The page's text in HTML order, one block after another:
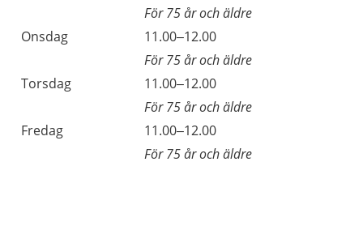
För 75 år och äldre
Onsdag
11.00–12.00
För 75 år och äldre
Torsdag
11.00–12.00
För 75 år och äldre
Fredag
11.00–12.00
För 75 år och äldre